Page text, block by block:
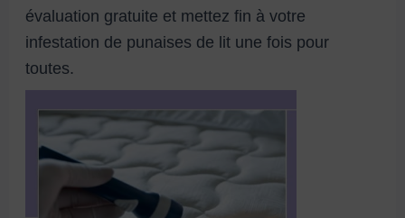
évaluation gratuite et mettez fin à votre
infestation de punaises de lit une fois pour
toutes.